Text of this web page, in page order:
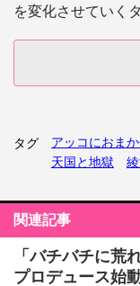
を変化させていく
タグ アッコにおまか
天国と地獄
関連記事
「バチバチに
プロデュース始